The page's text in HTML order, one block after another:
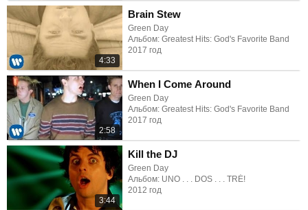
4:33
Brain Stew
Green Day
Альбом: Greatest Hits: God's Favorite Band
2017 год
2:58
When I Come Around
Green Day
Альбом: Greatest Hits: God's Favorite Band
2017 год
3:44
Kill the DJ
Green Day
Альбом: UNO . . . DOS . . . TRÉ!
2012 год